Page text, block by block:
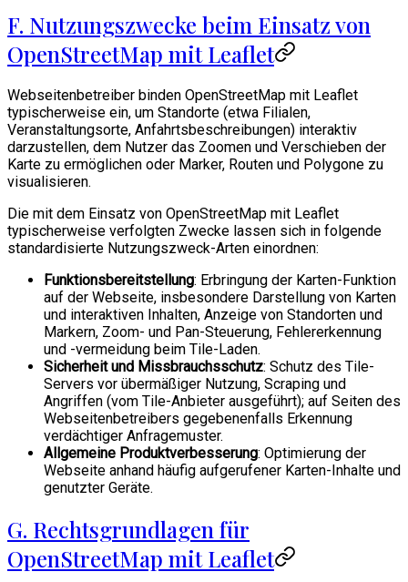
F. Nutzungszwecke beim Einsatz von
OpenStreetMap mit Leaflet
Webseitenbetreiber binden OpenStreetMap mit Leaflet
typischerweise ein, um Standorte (etwa Filialen,
Veranstaltungsorte, Anfahrtsbeschreibungen) interaktiv
darzustellen, dem Nutzer das Zoomen und Verschieben der
Karte zu ermöglichen oder Marker, Routen und Polygone zu
visualisieren.
Die mit dem Einsatz von OpenStreetMap mit Leaflet
typischerweise verfolgten Zwecke lassen sich in folgende
standardisierte Nutzungszweck-Arten einordnen:
Funktionsbereitstellung: Erbringung der Karten-Funktion
auf der Webseite, insbesondere Darstellung von Karten
und interaktiven Inhalten, Anzeige von Standorten und
Markern, Zoom- und Pan-Steuerung, Fehlererkennung
und -vermeidung beim Tile-Laden.
Sicherheit und Missbrauchsschutz: Schutz des Tile-
Servers vor übermäßiger Nutzung, Scraping und
Angriffen (vom Tile-Anbieter ausgeführt); auf Seiten des
Webseitenbetreibers gegebenenfalls Erkennung
verdächtiger Anfragemuster.
Allgemeine Produktverbesserung: Optimierung der
Webseite anhand häufig aufgerufener Karten-Inhalte und
genutzter Geräte.
G. Rechtsgrundlagen für
OpenStreetMap mit Leaflet